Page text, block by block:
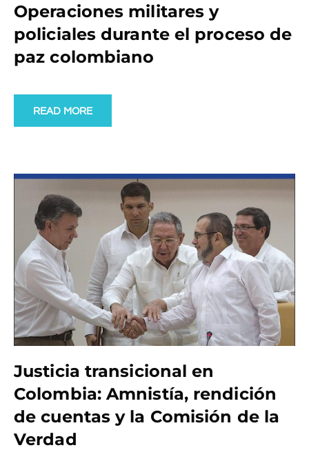
Operaciones militares y
policiales durante el proceso de
paz colombiano
READ MORE
Justicia transicional en
Colombia: Amnistía, rendición
de cuentas y la Comisión de la
Verdad